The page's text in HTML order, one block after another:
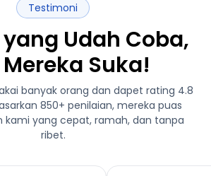
Testimoni
Udah Coba,
Suka!
banyak orang dan dapet rating 4.8
850+ penilaian, mereka puas
kami yang cepat, ramah, dan tanpa
ribet.